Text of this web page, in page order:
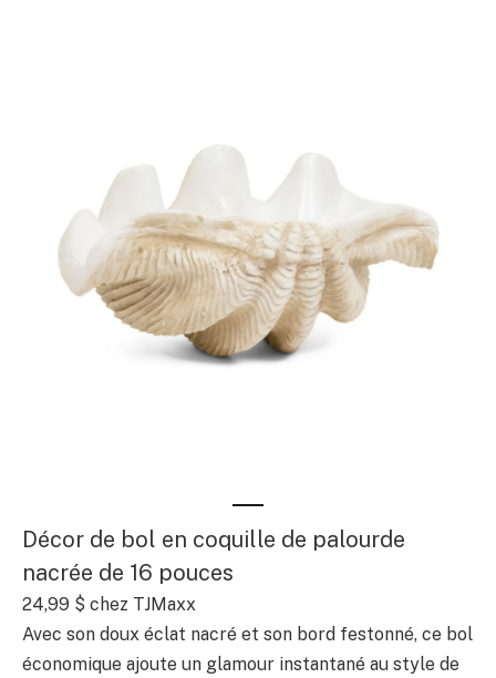
Décor de bol en coquille de palourde
nacrée de 16 pouces
24,99 $ chez TJMaxx
Avec son doux éclat nacré et son bord festonné, ce bol
économique ajoute un glamour instantané au style de